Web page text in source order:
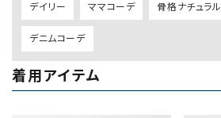
デイリー ママコーデ 骨格ナチュラル
デニムコーデ
着用アイテム